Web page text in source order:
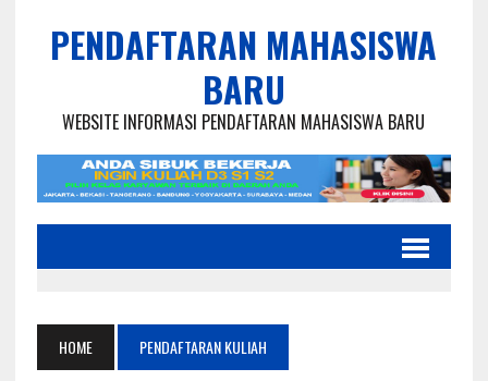
PENDAFTARAN MAHASISWA
BARU
WEBSITE INFORMASI PENDAFTARAN MAHASISWA BARU
HOME PENDAFTARAN KULIAH